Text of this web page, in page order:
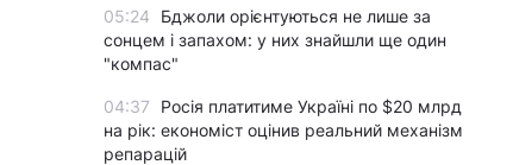
05:24
Бджоли орієнтуються не лише за
сонцем і запахом: у них знайшли ще один
"компас"
04:37
Росія платитиме Україні по $20 млрд
на рік: економіст оцінив реальний механізм
репарацій